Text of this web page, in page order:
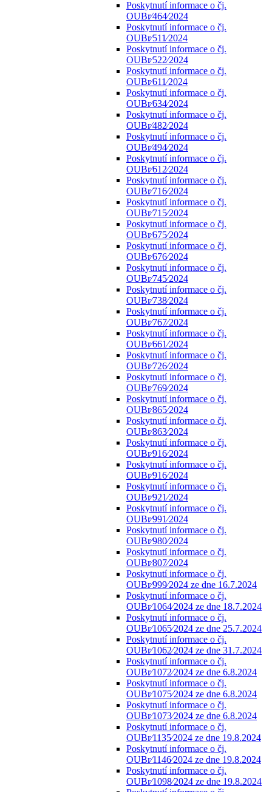
Poskytnutí informace o čj.
OUBr⁄464⁄2024
Poskytnutí informace o čj.
OUBr⁄511⁄2024
Poskytnutí informace o čj.
OUBr⁄522⁄2024
Poskytnutí informace o čj.
OUBr⁄611⁄2024
Poskytnutí informace o čj.
OUBr⁄634⁄2024
Poskytnutí informace o čj.
OUBr⁄482⁄2024
Poskytnutí informace o čj.
OUBr⁄494⁄2024
Poskytnutí informace o čj.
OUBr⁄612⁄2024
Poskytnutí informace o čj.
OUBr⁄716⁄2024
Poskytnutí informace o čj.
OUBr⁄715⁄2024
Poskytnutí informace o čj.
OUBr⁄675⁄2024
Poskytnutí informace o čj.
OUBr⁄676⁄2024
Poskytnutí informace o čj.
OUBr⁄745⁄2024
Poskytnutí informace o čj.
OUBr⁄738⁄2024
Poskytnutí informace o čj.
OUBr⁄767⁄2024
Poskytnutí informace o čj.
OUBr⁄661⁄2024
Poskytnutí informace o čj.
OUBr⁄726⁄2024
Poskytnutí informace o čj.
OUBr⁄769⁄2024
Poskytnutí informace o čj.
OUBr⁄865⁄2024
Poskytnutí informace o čj.
OUBr⁄863⁄2024
Poskytnutí informace o čj.
OUBr⁄916⁄2024
Poskytnutí informace o čj.
OUBr⁄916⁄2024
Poskytnutí informace o čj.
OUBr⁄921⁄2024
Poskytnutí informace o čj.
OUBr⁄991⁄2024
Poskytnutí informace o čj.
OUBr⁄980⁄2024
Poskytnutí informace o čj.
OUBr⁄807⁄2024
Poskytnutí informace o čj.
OUBr⁄999⁄2024 ze dne 16.7.2024
Poskytnutí informace o čj.
OUBr⁄1064⁄2024 ze dne 18.7.2024
Poskytnutí informace o čj.
OUBr⁄1065⁄2024 ze dne 25.7.2024
Poskytnutí informace o čj.
OUBr⁄1062⁄2024 ze dne 31.7.2024
Poskytnutí informace o čj.
OUBr⁄1072⁄2024 ze dne 6.8.2024
Poskytnutí informace o čj.
OUBr⁄1075⁄2024 ze dne 6.8.2024
Poskytnutí informace o čj.
OUBr⁄1073⁄2024 ze dne 6.8.2024
Poskytnutí informace o čj.
OUBr⁄1135⁄2024 ze dne 19.8.2024
Poskytnutí informace o čj.
OUBr⁄1146⁄2024 ze dne 19.8.2024
Poskytnutí informace o čj.
OUBr⁄1098⁄2024 ze dne 19.8.2024